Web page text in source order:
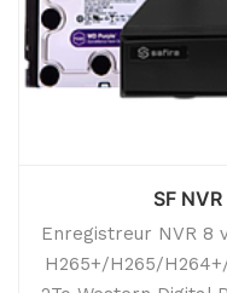
SF
Enregistreur NVR 8
H265+/H265/